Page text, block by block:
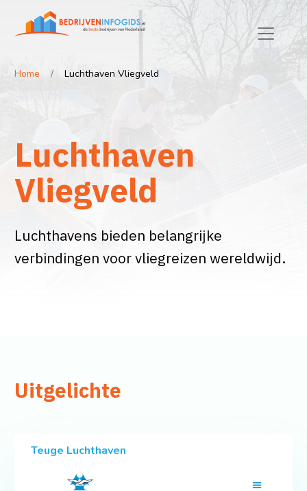
Home Luchthaven Vliegveld
Luchthaven
Vliegveld
Luchthavens bieden belangrijke
verbindingen voor vliegreizen wereldwijd.
Uitgelichte
Teuge Luchthaven